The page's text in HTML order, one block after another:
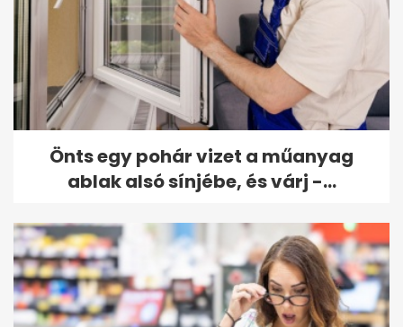
Önts egy pohár vizet a műanyag
ablak alsó sínjébe, és várj -...